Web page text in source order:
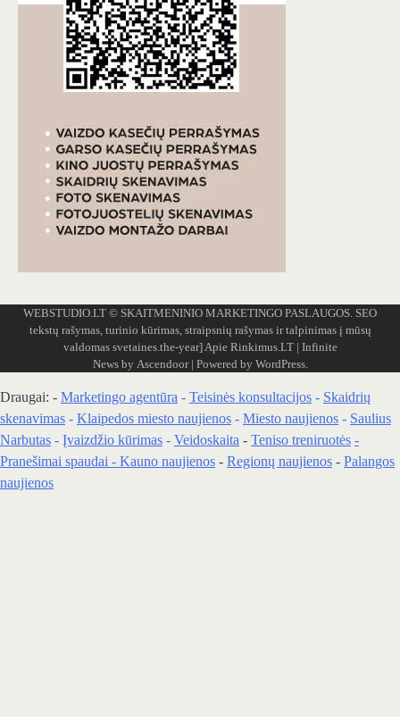
WEBSTUDIO.LT © SKAITMENINIO MARKETINGO PASLAUGOS. SEO
tekstų rašymas, turinio kūrimas, straipsnių rašymas ir talpinimas į mūsų
valdomas svetaines.the-year]Apie Rinkimus.LT| Infinite
News by Ascendoor| Powered by WordPress.
Draugai: - Marketingo agentūra - Teisinės konsultacijos - Skaidrių
skenavimas - Klaipedos miesto naujienos - Miesto naujienos - Saulius
Narbutas - Įvaizdžio kūrimas - Veidoskaita - Teniso treniruotės -
Pranešimai spaudai - Kauno naujienos - Regionų naujienos - Palangos
naujienos